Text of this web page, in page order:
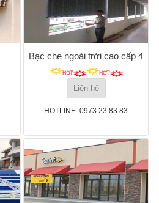
Bạc che ngoài trời cao cấp 4
Liên hệ
HOTLINE: 0973.23.83.83